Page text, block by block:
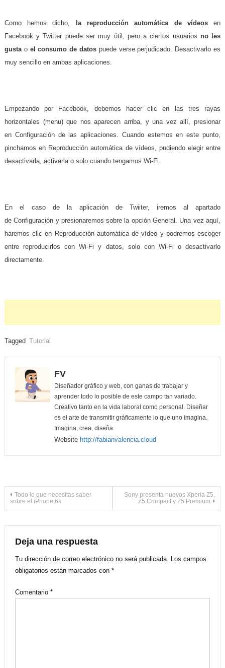
Como hemos dicho, la reproducción automática de vídeosen
Facebook y Twitter puede ser muy útil, pero a ciertos usuarios no les
gustao el consumo de datos puede verse perjudicado. Desactivarlo es
muy sencillo en ambas aplicaciones.
Empezando por Facebook, debemos hacer clic en las tres rayas
horizontales (menu) que nos aparecen arriba, y una vez allí, presionar
en Configuración de las aplicaciones. Cuando estemos en este punto,
pinchamos en Reproducción automática de vídeos, pudiendo elegir entre
desactivarla, activarla o solo cuando tengamos Wi-Fi.
En el caso de la aplicación de Twiiter, iremos al apartado
de Configuración y presionaremos sobre la opción General. Una vez aquí,
haremos clic en Reproducción automática de vídeo y podremos escoger
entre reproducirlos con Wi-Fi y datos, solo con Wi-Fi o desactivarlo
directamente.
Tagged Tutorial
FV
Diseñador gráfico y web, con ganas de trabajar y
aprender todo lo posible de este campo tan variado.
Creativo tanto en la vida laboral como personal. Diseñar
es el arte de transmitir gráficamente lo que uno imagina.
Imagina, crea, diseña.
Website http://fabianvalencia.cloud
Navegación
entradas
Todo lo que necesitas saber
sobre el iPhone 6s
Sony presenta nuevos Xperia Z5,
Z5 Compact y Z5 Premium
Deja una respuesta
Tu dirección de correo electrónico no será publicada. Los campos
obligatorios están marcados con *
Comentario *